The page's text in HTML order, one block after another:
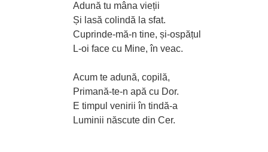
Adună tu mâna vieții
Și lasă colindă la sfat.
Cuprinde-mă-n tine, și-ospățul
L-oi face cu Mine, în veac.
Acum te adună, copilă,
Primană-te-n apă cu Dor.
E timpul venirii în tindă-a
Luminii născute din Cer.